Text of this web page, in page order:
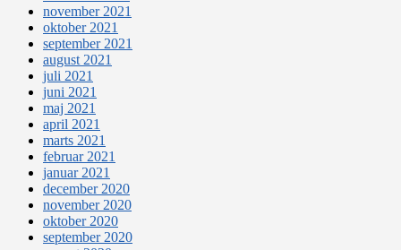
november 2021
oktober 2021
september 2021
august 2021
juli 2021
juni 2021
maj 2021
april 2021
marts 2021
februar 2021
januar 2021
december 2020
november 2020
oktober 2020
september 2020